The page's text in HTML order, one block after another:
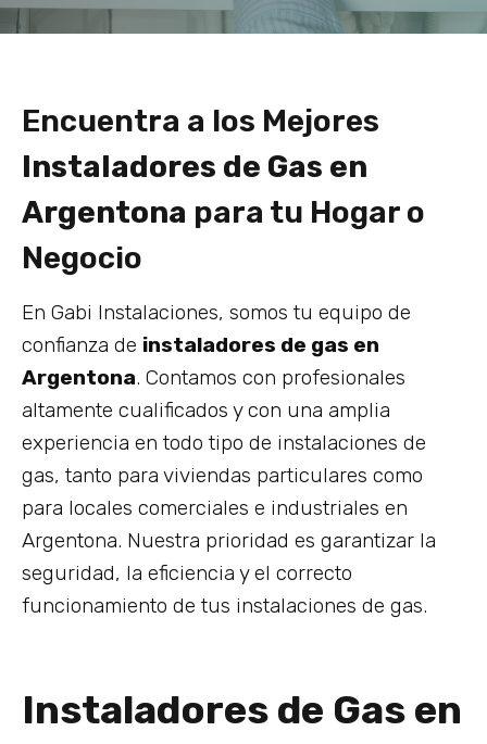
Encuentra a los Mejores
Instaladores de Gas en
Argentona para tu Hogar o
Negocio
En Gabi Instalaciones, somos tu equipo de
confianza de instaladores de gas en
Argentona. Contamos con profesionales
altamente cualificados y con una amplia
experiencia en todo tipo de instalaciones de
gas, tanto para viviendas particulares como
para locales comerciales e industriales en
Argentona. Nuestra prioridad es garantizar la
seguridad, la eficiencia y el correcto
funcionamiento de tus instalaciones de gas.
Instaladores de Gas en